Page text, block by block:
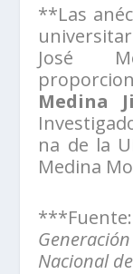
**Las
José
Medina
na de la
Medina
Nacional